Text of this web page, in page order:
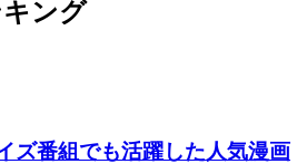
ング
ズ番組でも活躍した人気漫画